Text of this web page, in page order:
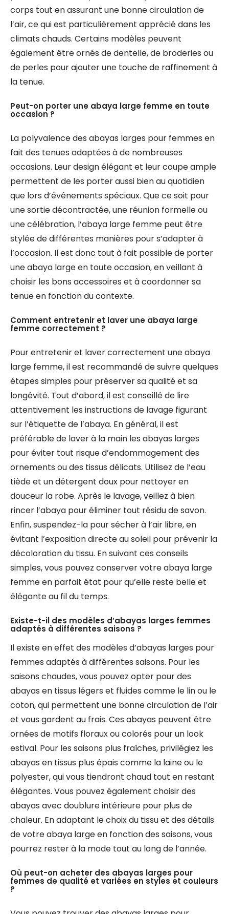
corps tout en assurant une bonne circulation de
l’air, ce qui est particulièrement apprécié dans les
climats chauds. Certains modèles peuvent
également être ornés de dentelle, de broderies ou
de perles pour ajouter une touche de raffinement à
la tenue.
Peut-on porter une abaya large femme en toute
occasion ?
La polyvalence des abayas larges pour femmes en
fait des tenues adaptées à de nombreuses
occasions. Leur design élégant et leur coupe ample
permettent de les porter aussi bien au quotidien
que lors d’événements spéciaux. Que ce soit pour
une sortie décontractée, une réunion formelle ou
une célébration, l’abaya large femme peut être
stylée de différentes manières pour s’adapter à
l’occasion. Il est donc tout à fait possible de porter
une abaya large en toute occasion, en veillant à
choisir les bons accessoires et à coordonner sa
tenue en fonction du contexte.
Comment entretenir et laver une abaya large
femme correctement ?
Pour entretenir et laver correctement une abaya
large femme, il est recommandé de suivre quelques
étapes simples pour préserver sa qualité et sa
longévité. Tout d’abord, il est conseillé de lire
attentivement les instructions de lavage figurant
sur l’étiquette de l’abaya. En général, il est
préférable de laver à la main les abayas larges
pour éviter tout risque d’endommagement des
ornements ou des tissus délicats. Utilisez de l’eau
tiède et un détergent doux pour nettoyer en
douceur la robe. Après le lavage, veillez à bien
rincer l’abaya pour éliminer tout résidu de savon.
Enfin, suspendez-la pour sécher à l’air libre, en
évitant l’exposition directe au soleil pour prévenir la
décoloration du tissu. En suivant ces conseils
simples, vous pouvez conserver votre abaya large
femme en parfait état pour qu’elle reste belle et
élégante au fil du temps.
Existe-t-il des modèles d’abayas larges femmes
adaptés à différentes saisons ?
Il existe en effet des modèles d’abayas larges pour
femmes adaptés à différentes saisons. Pour les
saisons chaudes, vous pouvez opter pour des
abayas en tissus légers et fluides comme le lin ou le
coton, qui permettent une bonne circulation de l’air
et vous gardent au frais. Ces abayas peuvent être
ornées de motifs floraux ou colorés pour un look
estival. Pour les saisons plus fraîches, privilégiez les
abayas en tissus plus épais comme la laine ou le
polyester, qui vous tiendront chaud tout en restant
élégantes. Vous pouvez également choisir des
abayas avec doublure intérieure pour plus de
chaleur. En adaptant le choix du tissu et des détails
de votre abaya large en fonction des saisons, vous
pourrez rester à la mode tout au long de l’année.
Où peut-on acheter des abayas larges pour
femmes de qualité et variées en styles et couleurs
?